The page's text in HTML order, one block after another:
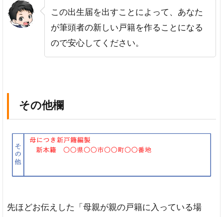
この出生届を出すことによって、あなた
が筆頭者の新しい戸籍を作ることになる
ので安心してください。
その他欄
先ほどお伝えした「母親が親の戸籍に入っている場